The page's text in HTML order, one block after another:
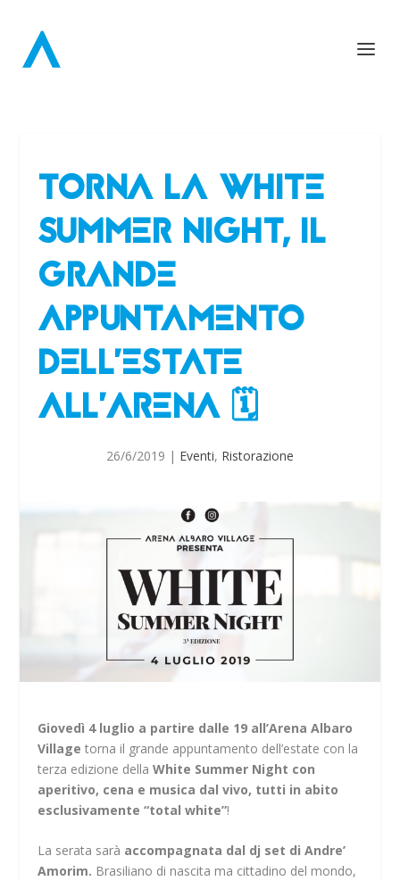
TORNA LA WHITE
SUMMER NIGHT, IL
GRANDE
APPUNTAMENTO
DELL’ESTATE
ALL’ARENA 🗓
26/6/2019 | Eventi, Ristorazione
Giovedì 4 luglio a partire dalle 19 all’Arena Albaro
Village torna il grande appuntamento dell’estate con la
terza edizione dellaWhite Summer Night con
aperitivo, cena e musica dal vivo, tutti in abito
esclusivamente “total white”!
La serata sarà accompagnata dal dj set di Andre’
Amorim. Brasiliano di nascita ma cittadino del mondo,